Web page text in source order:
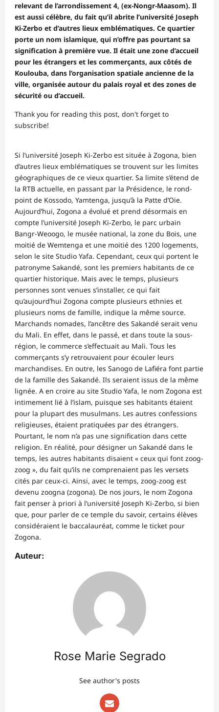
relevant de l’arrondissement 4, (ex-Nongr-Maasom). Il
est aussi célèbre, du fait qu’il abrite l’université Joseph
Ki-Zerbo et d’autres lieux emblématiques. Ce quartier
porte un nom islamique, qui n’offre pas pourtant sa
signification à première vue. Il était une zone d’accueil
pour les étrangers et les commerçants, aux côtés de
Koulouba, dans l’organisation spatiale ancienne de la
ville, organisée autour du palais royal et des zones de
sécurité ou d’accueil.
Thank you for reading this post, don't forget to
subscribe!
Si l’université Joseph Ki-Zerbo est située à Zogona, bien
d’autres lieux emblématiques se trouvent sur les limites
géographiques de ce vieux quartier. Sa limite s’étend de
la RTB actuelle, en passant par la Présidence, le rond-
point de Kossodo, Yamtenga, jusqu’à la Patte d’Oie.
Aujourd’hui, Zogona a évolué et prend désormais en
compte l’université Joseph Ki-Zerbo, le parc urbain
Bangr-Weoogo, le musée national, la zone du Bois, une
moitié de Wemtenga et une moitié des 1200 logements,
selon le site Studio Yafa. Cependant, ceux qui portent le
patronyme Sakandé, sont les premiers habitants de ce
quartier historique. Mais avec le temps, plusieurs
personnes sont venues s’installer, ce qui fait
qu’aujourd’hui Zogona compte plusieurs ethnies et
plusieurs noms de famille, indique la même source.
Marchands nomades, l’ancêtre des Sakandé serait venu
du Mali. En effet, dans le passé, et dans toute la sous-
région, le commerce s’effectuait au Mali. Tous les
commerçants s’y retrouvaient pour écouler leurs
marchandises. En outre, les Sanogo de Lafiéra font partie
de la famille des Sakandé. Ils seraient issus de la même
lignée. A en croire au site Studio Yafa, le nom Zogona est
intimement lié à l’islam, puisque ses habitants étaient
pour la plupart des musulmans. Les autres confessions
religieuses, étaient pratiquées par des étrangers.
Pourtant, le nom n’a pas une signification dans cette
religion. En réalité, pour désigner un Sakandé dans le
temps, les autres habitants disaient « ceux qui font zoog-
zoog », du fait qu’ils ne comprenaient pas les versets
cités par ceux-ci. Ainsi, avec le temps, zoog-zoog est
devenu zoogna (zogona). De nos jours, le nom Zogona
fait penser à priori à l’université Joseph Ki-Zerbo, si bien
que, pour parler de ce temple du savoir, certains élèves
considéraient le baccalauréat, comme le ticket pour
Zogona.
Auteur:
Rose Marie Segrado
See author's posts